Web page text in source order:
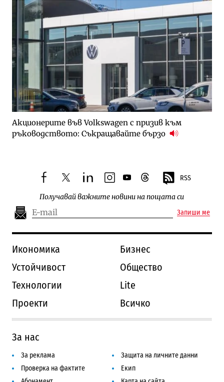
Акционерите във Volkswagen с призив към
ръководството: Съкращавайте бързо
facebooktwitterlinkedininstagram
youtubethreads RSS
Получавай важните новини на пощата си
Запиши ме
Икономика
Бизнес
Устойчивост
Общество
Технологии
Lite
Проекти
Всичко
За нас
За реклама
Защита на личните данни
Проверка на фактите
Екип